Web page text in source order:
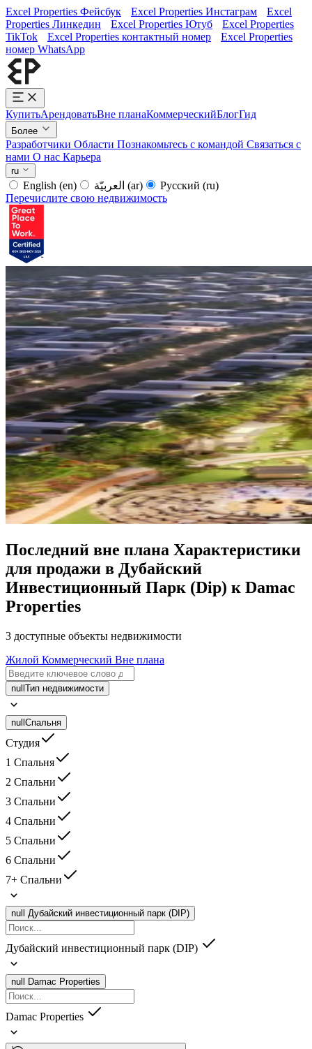
Excel Properties Фейсбук Excel Properties Инстаграм
Excel
Properties Линкедин
Excel Properties Ютуб
Excel Properties
TikTok
Excel Properties контактный номер
Excel Properties
номер WhatsApp
КупитьАрендоватьВне планаКоммерческийБлогГид
Более
Разработчики Области Познакомьтесь с командой Связаться с
нами О нас Карьера
ru
English (en) (ar) Русский (ru)
Перечислите свою недвижимость
Последний вне плана Характеристики
для продажи в Дубайский
Инвестиционный Парк (Dip) к Damac
Properties
3 доступные объекты недвижимости
Жилой Коммерческий Вне плана
null Тип недвижимости
null Спальня
Студия
1 Спальня
2 Спальни
3 Спальни
4 Спальни
5 Спальни
6 Спальни
7+ Спальни
null Дубайский инвестиционный парк (DIP)
Дубайский инвестиционный парк (DIP)
null Damac Properties
Damac Properties